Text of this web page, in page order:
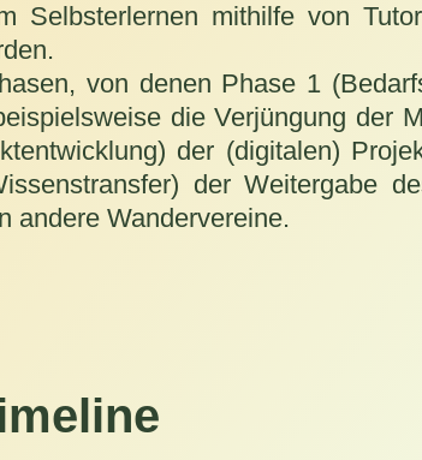
Selbsterlernen mithilfe von
von denen Phase 1
die Verjüngung der
der (digitalen)
der Weitergabe
andere Wandervereine.